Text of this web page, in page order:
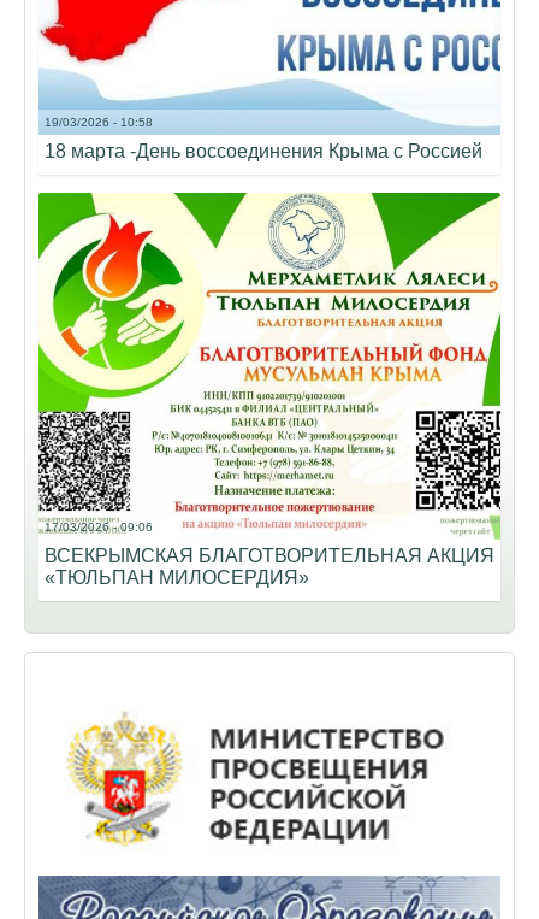
19/03/2026 - 10:58
18 марта -День воссоединения Крыма с Россией
17/03/2026 - 09:06
ВСЕКРЫМСКАЯ БЛАГОТВОРИТЕЛЬНАЯ АКЦИЯ
«ТЮЛЬПАН МИЛОСЕРДИЯ»